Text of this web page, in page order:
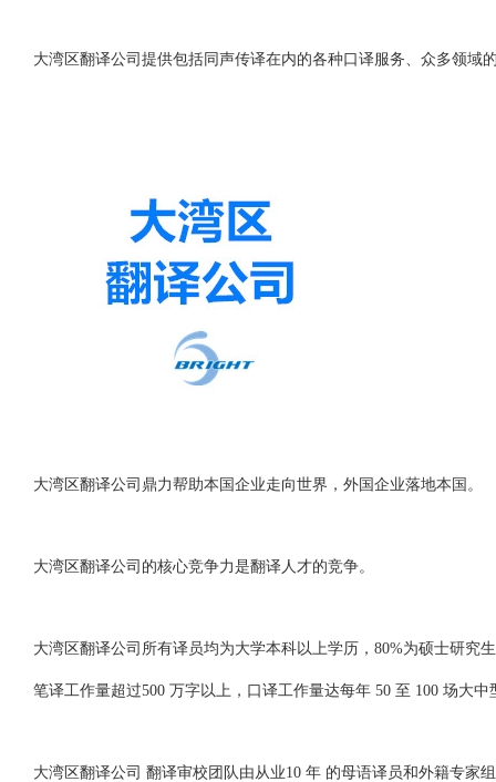
大湾区翻译公司提供包括同声传译在内的各种口译服务、众多领
大湾区翻译公司鼎力帮助本国企业走向世界，外国企业落地本国。
大湾区翻译公司的核心竞争力是翻译人才的竞争。
大湾区翻译公司所有译员均为大学本科以上学历，80%为硕士研究
笔译工作量超过500 万字以上，口译工作量达每年 50 至 100 场大中
大湾区翻译公司 翻译审校团队由从业10 年 的母语译员和外籍专家